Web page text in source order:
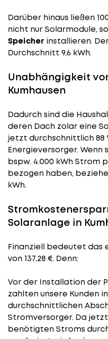
Darüber hinaus ließen
nicht nur Solarmodule,
Speicher installieren.
Durchschnitt 9,6 kWh.
Unabhängigkeit
Kumhausen
Dadurch sind die
deren Dach zolar eine
jetzt durchschnittlich 88
Energieversorger. Wenn
bspw. 4.000 kWh Strom
bezogen haben,
kWh.
Solaranlage in
Finanziell bedeutet das
von 137,28 €. Denn:
Vor der Installation der
zahlten unsere Kunden
durchschnittlichen
Stromversorger. Da jetzt
benötigten Stroms